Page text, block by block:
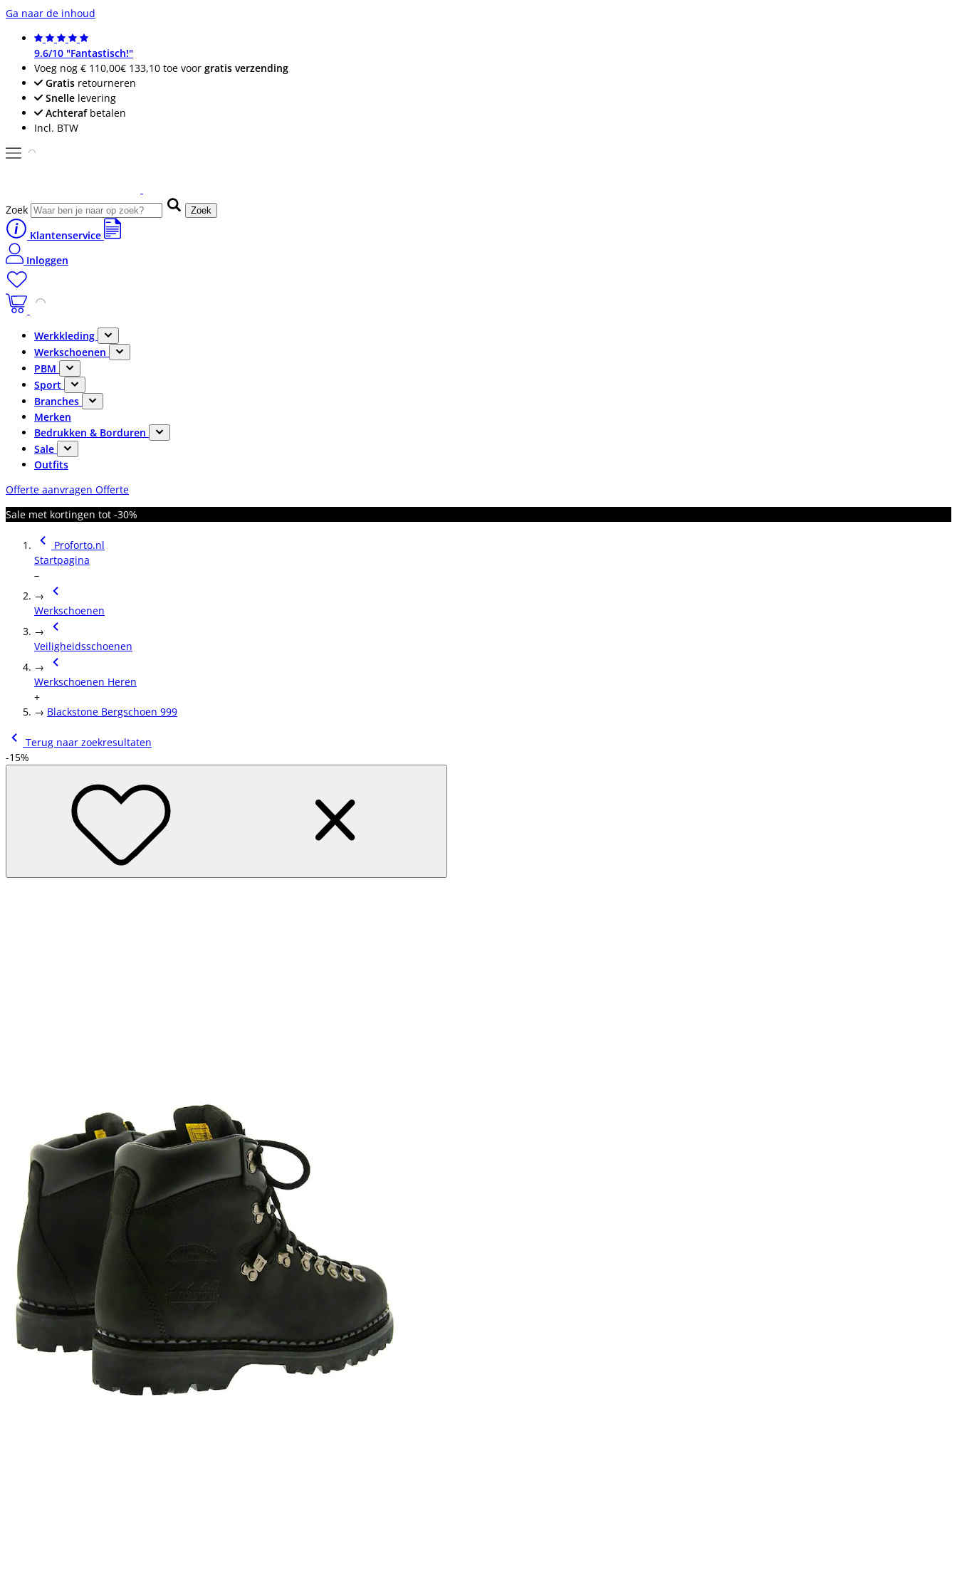
Ga naar de inhoud
9.6/10 "Fantastisch!"
Voeg nog € 110,00€ 133,10 toe voor gratis verzending
Gratis retourneren
Snelle levering
Achterafbetalen
Incl. BTW
Zoek Zoek
Klantenservice
Inloggen
Werkkleding
Werkschoenen
PBM
Sport
Branches
Merken
Bedrukken & Borduren
Sale
Outfits
Offerte aanvragen Offerte
Sale met kortingen tot -30%
Proforto.nl
Startpagina
–
→
Werkschoenen
→
Veiligheidsschoenen
→
Werkschoenen Heren
+
→ Blackstone Bergschoen 999
Terug naar zoekresultaten
-15%